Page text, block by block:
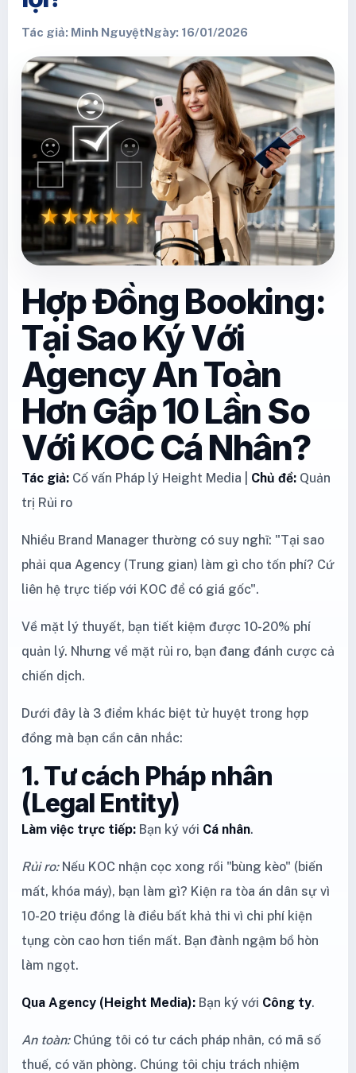
Tác giả: Minh NguyệtNgày: 16/01/2026
Hợp Đồng Booking:
Tại Sao Ký Với
Agency An Toàn
Hơn Gấp 10 Lần So
Với KOC Cá Nhân?
Tác giả: Cố vấn Pháp lý Height Media | Chủ đề: Quản
trị Rủi ro
Nhiều Brand Manager thường có suy nghĩ: "Tại sao
phải qua Agency (Trung gian) làm gì cho tốn phí? Cứ
liên hệ trực tiếp với KOC để có giá gốc".
Về mặt lý thuyết, bạn tiết kiệm được 10-20% phí
quản lý. Nhưng về mặt rủi ro, bạn đang đánh cược cả
chiến dịch.
Dưới đây là 3 điểm khác biệt tử huyệt trong hợp
đồng mà bạn cần cân nhắc:
1. Tư cách Pháp nhân
(Legal Entity)
Làm việc trực tiếp: Bạn ký với Cá nhân.
Rủi ro:Nếu KOC nhận cọc xong rồi "bùng kèo" (biến
mất, khóa máy), bạn làm gì? Kiện ra tòa án dân sự vì
10-20 triệu đồng là điều bất khả thi vì chi phí kiện
tụng còn cao hơn tiền mất. Bạn đành ngậm bồ hòn
làm ngọt.
Qua Agency (Height Media): Bạn ký với Công ty.
An toàn:Chúng tôi có tư cách pháp nhân, có mã số
thuế, có văn phòng. Chúng tôi chịu trách nhiệm